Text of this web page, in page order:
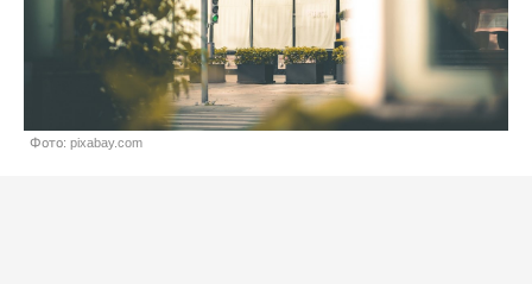
Фото: pixabay.com